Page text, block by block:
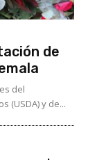
de
del
(USDA) y de...